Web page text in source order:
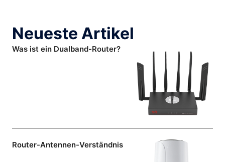
Neueste Artikel
Was ist ein Dualband-Router?
Router-Antennen-Verständnis